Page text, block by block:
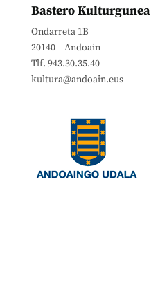
Bastero Kulturgunea
Ondarreta 1B
20140 – Andoain
Tlf. 943.30.35.40
kultura@andoain.eus